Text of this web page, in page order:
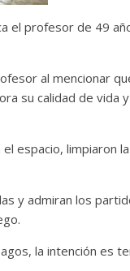
el profesor de 49
al mencionar
su calidad de vida
espacio, limpiaron
y admiran los
la intención es